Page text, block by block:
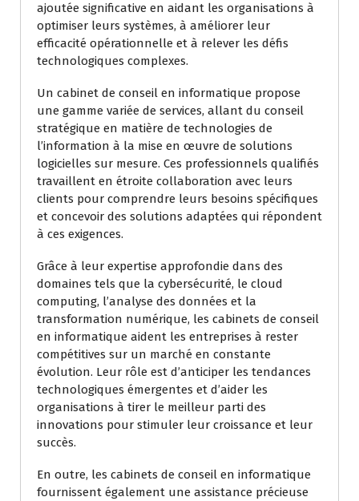
ajoutée significative en aidant les organisations à
optimiser leurs systèmes, à améliorer leur
efficacité opérationnelle et à relever les défis
technologiques complexes.
Un cabinet de conseil en informatique propose
une gamme variée de services, allant du conseil
stratégique en matière de technologies de
l’information à la mise en œuvre de solutions
logicielles sur mesure. Ces professionnels qualifiés
travaillent en étroite collaboration avec leurs
clients pour comprendre leurs besoins spécifiques
et concevoir des solutions adaptées qui répondent
à ces exigences.
Grâce à leur expertise approfondie dans des
domaines tels que la cybersécurité, le cloud
computing, l’analyse des données et la
transformation numérique, les cabinets de conseil
en informatique aident les entreprises à rester
compétitives sur un marché en constante
évolution. Leur rôle est d’anticiper les tendances
technologiques émergentes et d’aider les
organisations à tirer le meilleur parti des
innovations pour stimuler leur croissance et leur
succès.
En outre, les cabinets de conseil en informatique
fournissent également une assistance précieuse